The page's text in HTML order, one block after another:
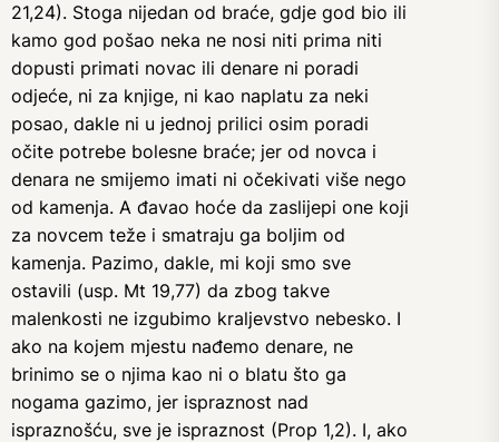
21,24). Stoga nijedan od braće, gdje god bio ili
kamo god pošao neka ne nosi niti prima niti
dopusti primati novac ili denare ni poradi
odjeće, ni za knjige, ni kao naplatu za neki
posao, dakle ni u jednoj prilici osim poradi
očite potrebe bolesne braće; jer od novca i
denara ne smijemo imati ni očekivati više nego
od kamenja. A đavao hoće da zaslijepi one koji
za novcem teže i smatraju ga boljim od
kamenja. Pazimo, dakle, mi koji smo sve
ostavili (usp. Mt 19,77) da zbog takve
malenkosti ne izgubimo kraljevstvo nebesko. I
ako na kojem mjestu nađemo denare, ne
brinimo se o njima kao ni o blatu što ga
nogama gazimo, jer ispraznost nad
ispraznošću, sve je ispraznost (Prop 1,2). I, ako